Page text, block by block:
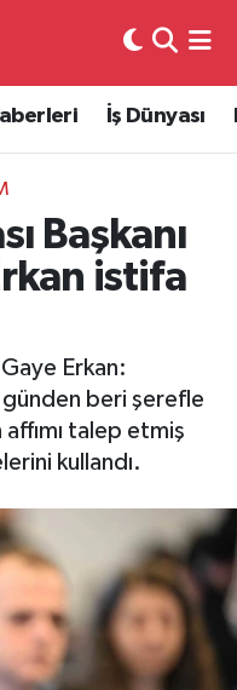
İş Dünyası
Başkanı
istifa
Erkan:
günden beri şerefle
talep etmiş
kullandı.
Fikstür